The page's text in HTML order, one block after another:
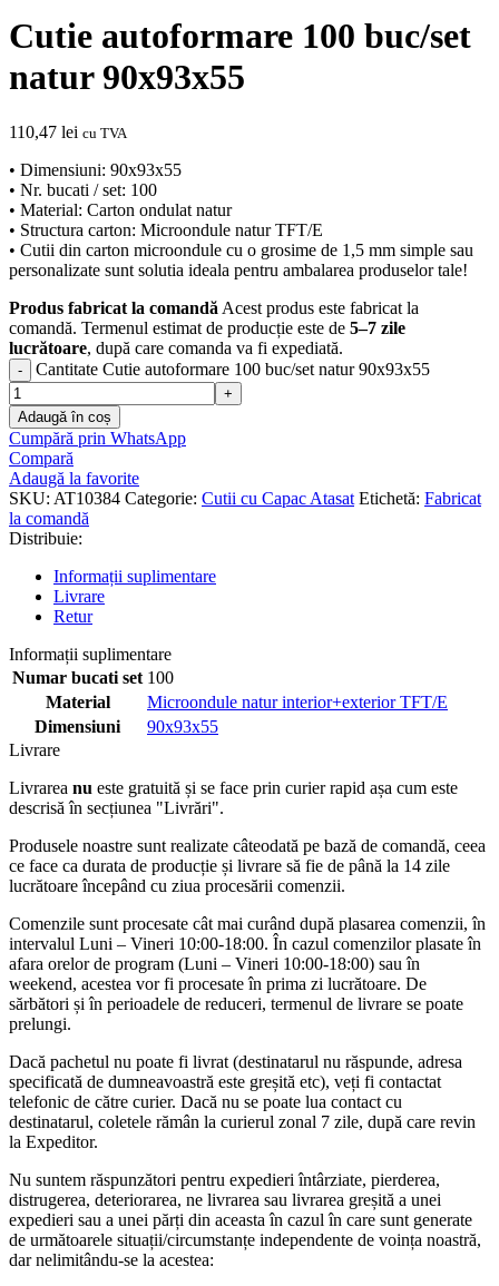
Cutie autoformare 100 buc/set
natur 90x93x55
110,47 lei cu TVA
• Dimensiuni: 90x93x55
• Nr. bucati / set: 100
• Material: Carton ondulat natur
• Structura carton: Microondule natur TFT/E
• Cutii din carton microondule cu o grosime de 1,5 mm simple sau
personalizate sunt solutia ideala pentru ambalarea produselor tale!
Produs fabricat la comandă Acest produs este fabricat la
comandă. Termenul estimat de producție este de 5–7 zile
lucrătoare, după care comanda va fi expediată.
Cantitate Cutie autoformare 100 buc/set natur 90x93x55
Adaugă în coș
Cumpără prin WhatsApp
Compară
Adaugă la favorite
SKU: AT10384 Categorie: Cutii cu Capac Atasat Etichetă: Fabricat
la comandă
Distribuie:
Informații suplimentare
Livrare
Retur
Informații suplimentare
Numar bucati set 100
Material
Microondule natur interior+exterior TFT/E
Dimensiuni
90x93x55
Livrare
Livrarea nu este gratuită și se face prin curier rapid așa cum este
descrisă în secțiunea "Livrări".
Produsele noastre sunt realizate câteodată pe bază de comandă, ceea
ce face ca durata de producție și livrare să fie de până la 14 zile
lucrătoare începând cu ziua procesării comenzii.
Comenzile sunt procesate cât mai curând după plasarea comenzii, în
intervalul Luni – Vineri 10:00-18:00. În cazul comenzilor plasate în
afara orelor de program (Luni – Vineri 10:00-18:00) sau în
weekend, acestea vor fi procesate în prima zi lucrătoare. De
sărbători și în perioadele de reduceri, termenul de livrare se poate
prelungi.
Dacă pachetul nu poate fi livrat (destinatarul nu răspunde, adresa
specificată de dumneavoastră este greșită etc), veți fi contactat
telefonic de către curier. Dacă nu se poate lua contact cu
destinatarul, coletele rămân la curierul zonal 7 zile, după care revin
la Expeditor.
Nu suntem răspunzători pentru expedieri întârziate, pierderea,
distrugerea, deteriorarea, ne livrarea sau livrarea greșită a unei
expedieri sau a unei părți din aceasta în cazul în care sunt generate
de următoarele situații/circumstanțe independente de voința noastră,
dar nelimitându-se la acestea: